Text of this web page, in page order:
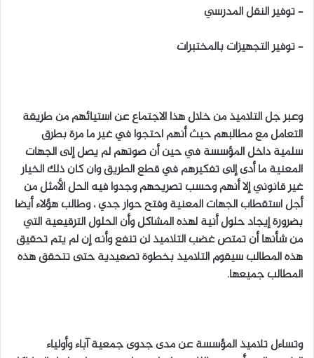
– توفير النقل المدرسي
– توفير التجهيزات بالمختبرات
وعبر جل التلاميذ من خلال هذا الاجتماع عن استيائهم من طريقة
التعامل مع مطالبهم حيث أنهم احتجوا في غير ما مرة بطرق
سلمية داخل المؤسسة في حين أن صوتهم لم يصل إلى الجهات
المعنية ما أدى إلى تفكيرهم في قطع الطريق وان كان ذلك الخيار
غير قانوني إلا أنهم وحسب تصريحهم وجدوا فيه الحل الأمثل من
أجل استقطاب الجهات المعنية وفتح حوار جدي ، وطالب هؤلاء أيضا
بضرورة إيجاد حلول أنية لهذه المشاكل وأن الحلول الترقيعية التي
من شأنها أن تمتص غضب التلاميذ لن تنفع وأنه إن لم يتم تحقيق
هذه المطالب سيقوم التلاميذ بخطوة تصعيدية حتى تتحقق هذه
المطالب جميعها.
وتساءل تلاميذ المؤسسة عن مدى جدوى جمعية آباء وأولياء